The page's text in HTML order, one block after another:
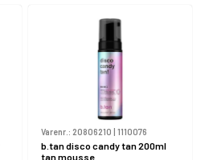
Varenr.: 20806210 1110076
b.tan disco candy tan 200ml
tan mousse